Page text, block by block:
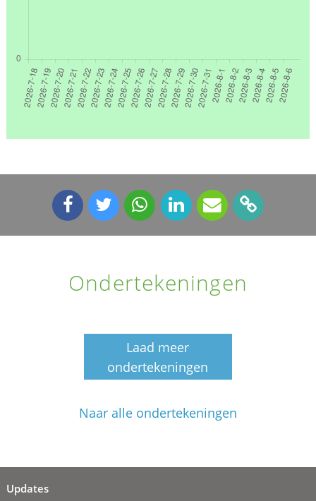
Ondertekeningen
Laad meer
ondertekeningen
Naar alle ondertekeningen
Updates